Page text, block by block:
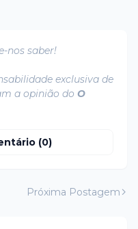
nos saber!
exclusiva de
a opinião do O
(0)
Próxima Postagem